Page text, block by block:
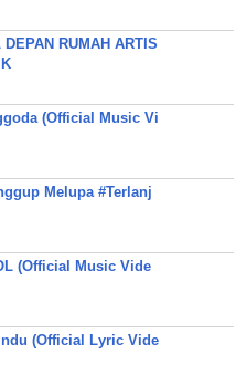
RUMAH ARTIS
(Official Music Vi
Melupa #Terlanj
(Official Music Vide
(Official Lyric Vide